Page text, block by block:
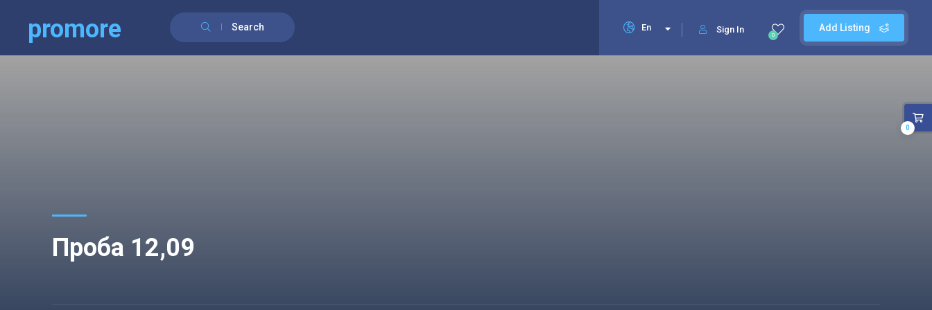
promore Search Add Listing
0
Sign In
En
Проба 12,09
0